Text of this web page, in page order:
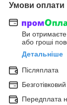
Умови оплати
Ви
або гроші
Детальніше
Післяплата
Передплата